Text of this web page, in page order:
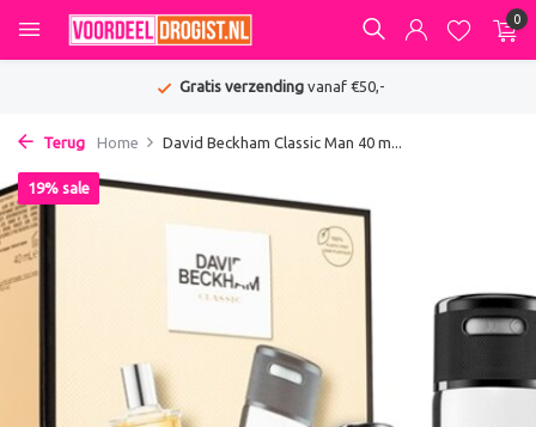
0
Gratis verzendingvanaf €50,-
Terug Home David Beckham Classic Man 40 m...
19% sale